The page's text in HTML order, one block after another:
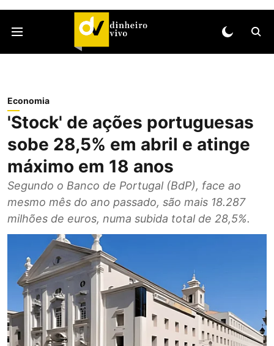
Economia
'Stock' de ações portuguesas
sobe 28,5% em abril e atinge
máximo em 18 anos
Segundo o Banco de Portugal (BdP), face ao
mesmo mês do ano passado, são mais 18.287
milhões de euros, numa subida total de 28,5%.